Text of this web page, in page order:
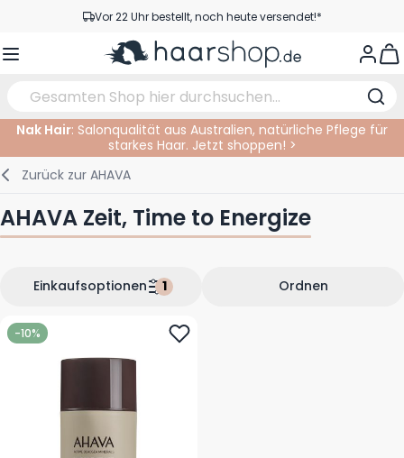
Zum Inhalt springenVor 22 Uhr bestellt, noch heute versendet!*
Versandkostenfrei ab 39 €
Haarpflege
Haarfarbe
Gesichtspflege
Bräunungsprodukte
Augenpflege
Augenbrauen
Lippen
Zubehör
Nagelprodukte
Haarprodukte
Bartpflege
Elektrisch
Schneidzubehör
Im Salon
Haarfarbe
Dauernwelle
Nak Hair: Salonqualität aus Australien, natürliche Pflege für
starkes Haar. Jetzt shoppen! >
Zurück zur AHAVA
AHAVA Zeit, Time to Energize
Ordnen
Einkaufsoptionen
-10%